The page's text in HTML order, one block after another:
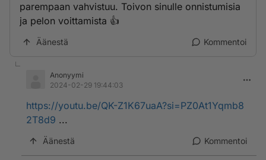
parempaan vahvistuu. Toivon sinulle onnistumisia
ja pelon voittamista 👍
Äänestä Kommentoi
Anonyymi
2024-02-29 19:44:03
https://youtu.be/QK-Z1K67uaA?si=PZ0At1Yqmb8
2T8d9 ...
Äänestä Kommentoi